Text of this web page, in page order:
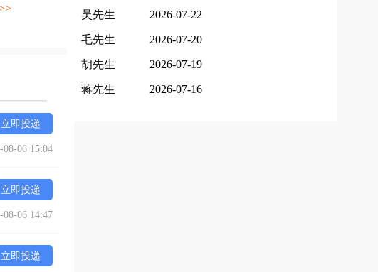
立即投递
06 15:04
立即投递
06 14:47
立即投递
吴先生 2026-07-22
毛先生 2026-07-20
胡先生 2026-07-19
蒋先生 2026-07-16